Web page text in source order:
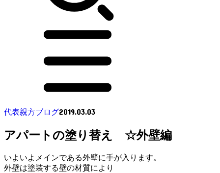
代表親方ブログ2019.03.03
アパートの塗り替え ☆外壁編
いよいよメインである外壁に手が入ります。
外壁は塗装する壁の材質により